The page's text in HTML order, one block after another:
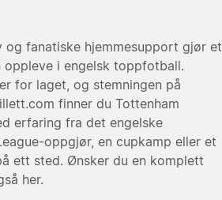
fanatiske hjemmesupport gjør et
i engelsk toppfotball.
for laget, og stemningen på
finner du Tottenham
erfaring fra det engelske
oppgjør, en cupkamp eller et
ett sted. Ønsker du en komplett
her.